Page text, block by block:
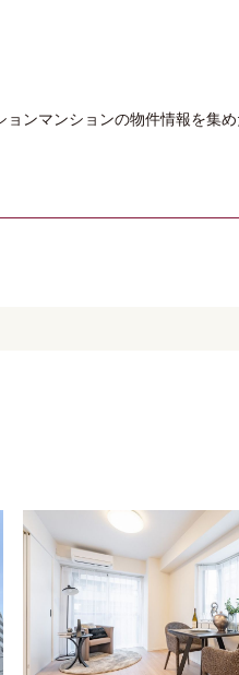
ンマンションの物件情報を集